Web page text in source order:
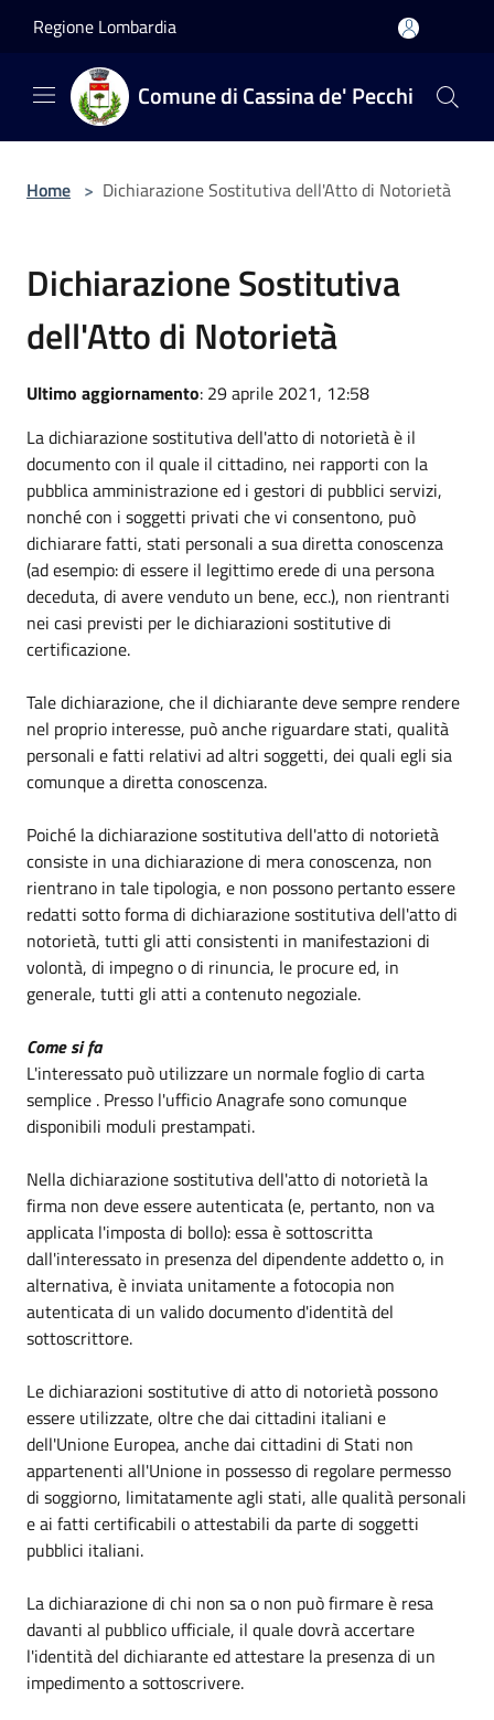
Regione Lombardia
Comune di Cassina de' Pecchi
Home > Dichiarazione Sostitutiva dell'Atto di Notorietà
Dichiarazione Sostitutiva
dell'Atto di Notorietà
Ultimo aggiornamento: 29 aprile 2021, 12:58
La dichiarazione sostitutiva dell'atto di notorietà è il
documento con il quale il cittadino, nei rapporti con la
pubblica amministrazione ed i gestori di pubblici servizi,
nonché con i soggetti privati che vi consentono, può
dichiarare fatti, stati personali a sua diretta conoscenza
(ad esempio: di essere il legittimo erede di una persona
deceduta, di avere venduto un bene, ecc.), non rientranti
nei casi previsti per le dichiarazioni sostitutive di
certificazione.
Tale dichiarazione, che il dichiarante deve sempre rendere
nel proprio interesse, può anche riguardare stati, qualità
personali e fatti relativi ad altri soggetti, dei quali egli sia
comunque a diretta conoscenza.
Poiché la dichiarazione sostitutiva dell'atto di notorietà
consiste in una dichiarazione di mera conoscenza, non
rientrano in tale tipologia, e non possono pertanto essere
redatti sotto forma di dichiarazione sostitutiva dell'atto di
notorietà, tutti gli atti consistenti in manifestazioni di
volontà, di impegno o di rinuncia, le procure ed, in
generale, tutti gli atti a contenuto negoziale.
Come si fa
L'interessato può utilizzare un normale foglio di carta
semplice . Presso l'ufficio Anagrafe sono comunque
disponibili moduli prestampati.
Nella dichiarazione sostitutiva dell'atto di notorietà la
firma non deve essere autenticata (e, pertanto, non va
applicata l'imposta di bollo): essa è sottoscritta
dall'interessato in presenza del dipendente addetto o, in
alternativa, è inviata unitamente a fotocopia non
autenticata di un valido documento d'identità del
sottoscrittore.
Le dichiarazioni sostitutive di atto di notorietà possono
essere utilizzate, oltre che dai cittadini italiani e
dell'Unione Europea, anche dai cittadini di Stati non
appartenenti all'Unione in possesso di regolare permesso
di soggiorno, limitatamente agli stati, alle qualità personali
e ai fatti certificabili o attestabili da parte di soggetti
pubblici italiani.
La dichiarazione di chi non sa o non può firmare è resa
davanti al pubblico ufficiale, il quale dovrà accertare
l'identità del dichiarante ed attestare la presenza di un
impedimento a sottoscrivere.